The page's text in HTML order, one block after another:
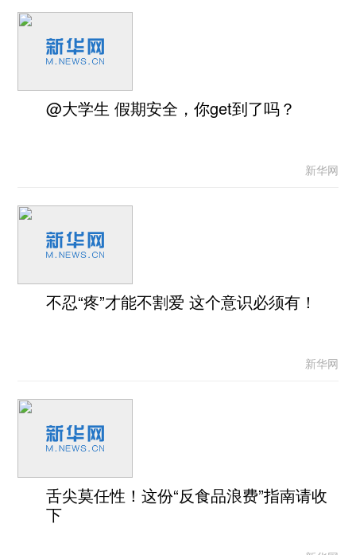
@大学生 假期安全，你get到了吗？
新华网
不忍“疼”才能不割爱 这个意识必须有！
新华网
舌尖莫任性！这份“反食品浪费”指南请收
下